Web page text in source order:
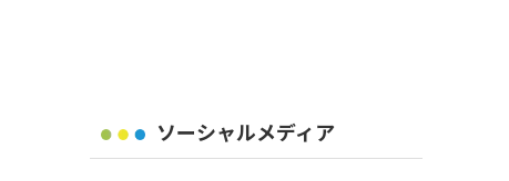
ソーシャルメディア